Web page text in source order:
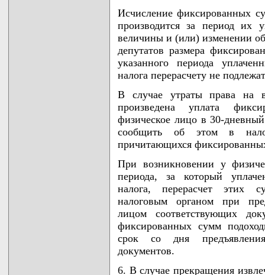
Исчисление фиксированных
производится за период их
величины и (или) изменении
депутатов размера
указанного периода
налога перерасчету не
В случае утраты права на
произведена уплата
физическое лицо в 30-
сообщить об этом в
причитающихся
При возникновении у
периода, за который
налога, перерасчет этих
налоговым органом при
лицом соответствующих
фиксированных сумм
срок со дня
документов.
6. В случае прекращения